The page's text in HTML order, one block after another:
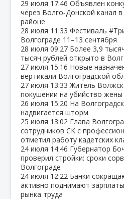
29 июля 17:46 Объявлен
через Волго‑Донской канал
районе
28 июля 11:33 Фестиваль
Волгограде 11–13 сентября
28 июля 09:27 Более 3,9
тысяч рублей открыто в
27 июля 15:16 Новые
вертикали Волгоградской
27 июля 13:33 Житель
покушении на убийство
26 июля 15:20 На
надвигается шторм
25 июля 13:02 Глава
сотрудников СК с
отметил работу кадетских
24 июля 14:46 Губернатор
проверил стройки: сроки
Волгограде
24 июля 12:22 Банки
активно поднимают
рынка труда